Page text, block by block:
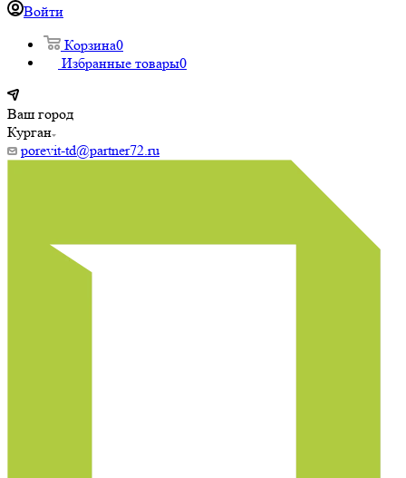
Войти
Корзина0
Избранные товары0
Ваш город
Курган
porevit-td@partner72.ru